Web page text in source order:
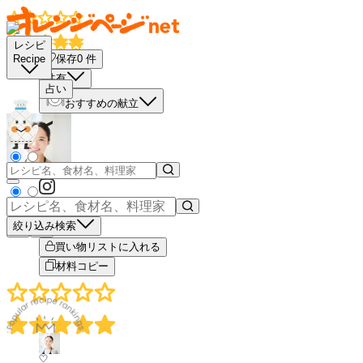
レシピ
Recipe
占い
絞り込み検索
保存0 件
共有
おすすめの献立
－
＋
買い物リストに入れる
材料コピー